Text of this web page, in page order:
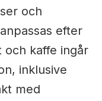
och
efter
och kaffe ingår
inklusive
med